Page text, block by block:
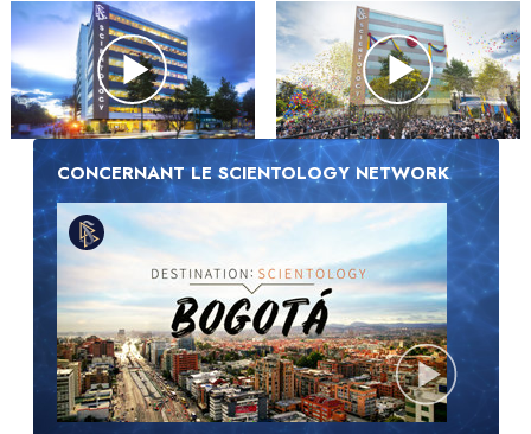
CONCERNANT LE SCIENTOLOGY NETWORK